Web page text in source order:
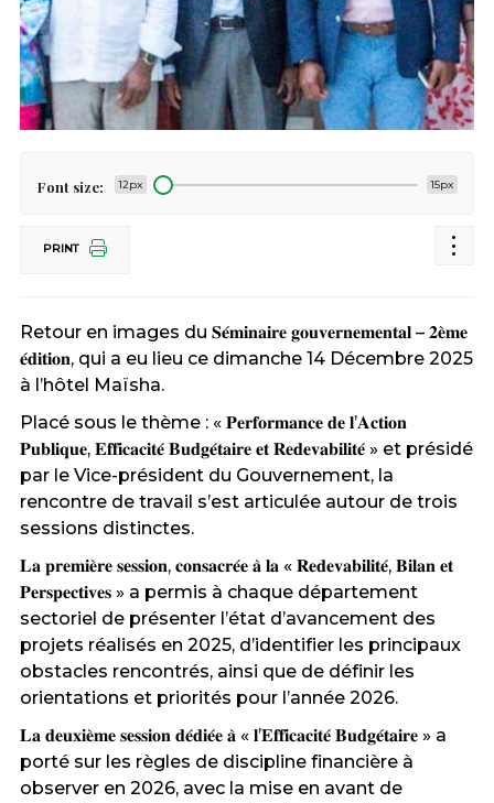
Font size: 12px 15px
PRINT
Retour en images du 𝐒𝐞́𝐦𝐢𝐧𝐚𝐢𝐫𝐞 𝐠𝐨𝐮𝐯𝐞𝐫𝐧𝐞𝐦𝐞𝐧𝐭𝐚𝐥 – 𝟐𝐞̀𝐦𝐞
𝐞́𝐝𝐢𝐭𝐢𝐨𝐧, qui a eu lieu ce dimanche 14 Décembre 2025
à l’hôtel Maïsha.
Placé sous le thème : « 𝐏𝐞𝐫𝐟𝐨𝐫𝐦𝐚𝐧𝐜𝐞 𝐝𝐞 𝐥’𝐀𝐜𝐭𝐢𝐨𝐧
𝐏𝐮𝐛𝐥𝐢𝐪𝐮𝐞, 𝐄𝐟𝐟𝐢𝐜𝐚𝐜𝐢𝐭𝐞́ 𝐁𝐮𝐝𝐠𝐞́𝐭𝐚𝐢𝐫𝐞 𝐞𝐭 𝐑𝐞𝐝𝐞𝐯𝐚𝐛𝐢𝐥𝐢𝐭𝐞́ » et présidé
par le Vice-président du Gouvernement, la
rencontre de travail s’est articulée autour de trois
sessions distinctes.
𝐋𝐚 𝐩𝐫𝐞𝐦𝐢𝐞̀𝐫𝐞 𝐬𝐞𝐬𝐬𝐢𝐨𝐧, 𝐜𝐨𝐧𝐬𝐚𝐜𝐫𝐞́𝐞 𝐚̀ 𝐥𝐚 « 𝐑𝐞𝐝𝐞𝐯𝐚𝐛𝐢𝐥𝐢𝐭𝐞́, 𝐁𝐢𝐥𝐚𝐧 𝐞𝐭
𝐏𝐞𝐫𝐬𝐩𝐞𝐜𝐭𝐢𝐯𝐞𝐬 » a permis à chaque département
sectoriel de présenter l’état d’avancement des
projets réalisés en 2025, d’identifier les principaux
obstacles rencontrés, ainsi que de définir les
orientations et priorités pour l’année 2026.
𝐋𝐚 𝐝𝐞𝐮𝐱𝐢𝐞̀𝐦𝐞 𝐬𝐞𝐬𝐬𝐢𝐨𝐧 𝐝𝐞́𝐝𝐢𝐞́𝐞 𝐚̀ « 𝐥’𝐄𝐟𝐟𝐢𝐜𝐚𝐜𝐢𝐭𝐞́ 𝐁𝐮𝐝𝐠𝐞́𝐭𝐚𝐢𝐫𝐞 » a
porté sur les règles de discipline financière à
observer en 2026, avec la mise en avant de